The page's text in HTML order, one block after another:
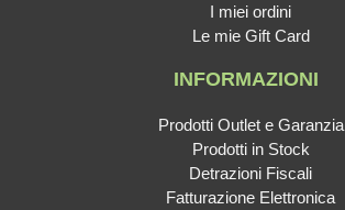
I miei ordini
Le mie Gift Card
INFORMAZIONI
Prodotti Outlet e Garanzia
Prodotti in Stock
Detrazioni Fiscali
Fatturazione Elettronica